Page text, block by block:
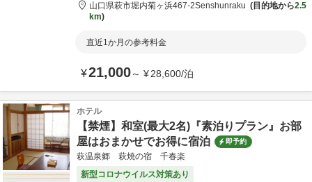
山口県萩市堀内菊ヶ浜467-2Senshunraku 目的地から2.5
km
直近1か月の参考料金
¥21,000～ ¥28,600/泊
ホテル
【禁煙】和室(最大2名)『素泊りプラン』お部
屋はおまかせでお得に宿泊
即予約
萩温泉郷 萩焼の宿 千春楽
新型コロナウイルス対策あり